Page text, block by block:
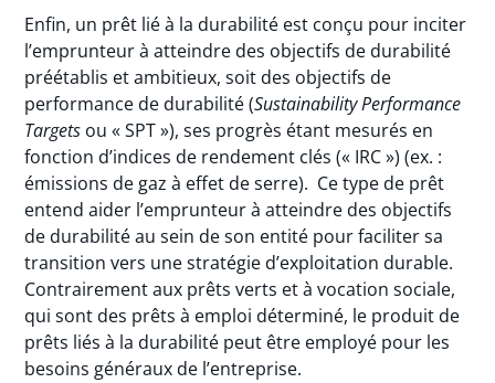
Enfin, un prêt lié à la durabilité est conçu pour inciter
l’emprunteur à atteindre des objectifs de durabilité
préétablis et ambitieux, soit des objectifs de
performance de durabilité (Sustainability Performance
Targets ou « SPT »), ses progrès étant mesurés en
fonction d’indices de rendement clés (« IRC ») (ex. :
émissions de gaz à effet de serre). Ce type de prêt
entend aider l’emprunteur à atteindre des objectifs
de durabilité au sein de son entité pour faciliter sa
transition vers une stratégie d’exploitation durable.
Contrairement aux prêts verts et à vocation sociale,
qui sont des prêts à emploi déterminé, le produit de
prêts liés à la durabilité peut être employé pour les
besoins généraux de l’entreprise.